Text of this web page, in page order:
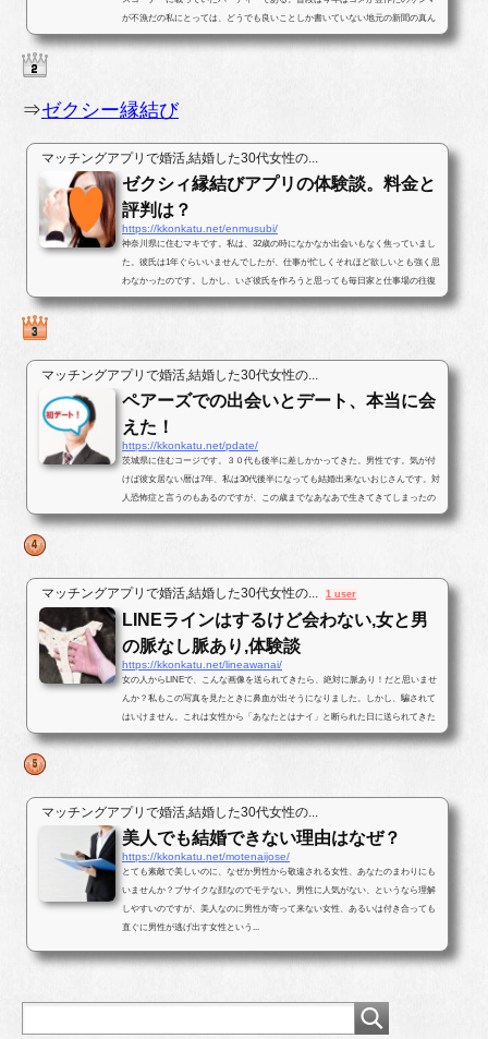
が不漁だの私にとっては、どうでも良いことしか書いていない地元の新聞の真ん
中ほどのページに婚活パー...
⇒ゼクシー縁結び
マッチングアプリで婚活,結婚した30代女性の...
ゼクシィ縁結びアプリの体験談。料金と
評判は？
https://kkonkatu.net/enmusubi/
神奈川県に住むマキです。私は、32歳の時になかなか出会いもなく焦っていまし
た。彼氏は1年ぐらいいませんでしたが、仕事が忙しくそれほど欲しいとも強く思
わなかったのです。しかし、いざ彼氏を作ろうと思っても毎日家と仕事場の往復
ばかりで出会いがなかったのです...
マッチングアプリで婚活,結婚した30代女性の...
ペアーズでの出会いとデート、本当に会
えた！
https://kkonkatu.net/pdate/
茨城県に住むコージです。３０代も後半に差しかかってきた。男性です。気が付
けば彼女居ない暦は7年、私は30代後半になっても結婚出来ないおじさんです。対
人恐怖症と言うのもあるのですが、この歳までなあなあで生きてきてしまったの
で、そろそろ･･･と思いパートナ...
マッチングアプリで婚活,結婚した30代女性の... 1 user
LINEラインはするけど会わない,女と男
の脈なし脈あり,体験談
https://kkonkatu.net/lineawanai/
女の人からLINEで、こんな画像を送られてきたら、絶対に脈あり！だと思いませ
んか？私もこの写真を見たときに鼻血が出そうになりました。しかし、騙されて
はいけません。これは女性から「あなたとはナイ」と断られた日に送られてきた
写真です。最後まで結末を読んで...
マッチングアプリで婚活,結婚した30代女性の...
美人でも結婚できない理由はなぜ？
https://kkonkatu.net/motenaijose/
とても素敵で美しいのに、なぜか男性から敬遠される女性、あなたのまわりにも
いませんか？ブサイクな顔なのでモテない。男性に人気がない、というなら理解
しやすいのですが、美人なのに男性が寄って来ない女性、あるいは付き合っても
直ぐに男性が逃げ出す女性という...